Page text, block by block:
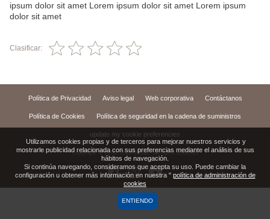
ipsum dolor sit amet Lorem ipsum dolor sit amet Lorem ipsum
dolor sit amet
Clasificar:
Política de Privacidad Aviso legal Web corporativa Contáctanos
Política de Cookies Política de seguridad en la cadena de suministros
update my cookie preferencies
Copyright © 1999,2026Virbac. All rights reserved
Utilizamos cookies propias y de terceros para mejorar nuestros servicios y
mostrarle publicidad relacionada con sus preferencias mediante el análisis de sus
hábitos de navegación.
Si continúa navegando, consideramos que acepta su uso. Puede cambiar la
configuración u obtener más información en nuestra " política de administración de
cookies
ENTIENDO